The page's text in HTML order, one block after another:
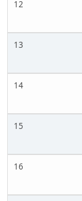
12
13
14
15
16